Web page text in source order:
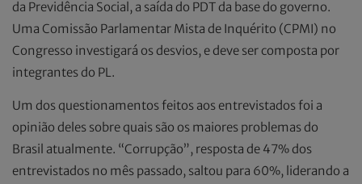
da Previdência Social, a saída do PDT da base do governo.
Uma Comissão Parlamentar Mista de Inquérito (CPMI) no
Congresso investigará os desvios, e deve ser composta por
integrantes do PL.
Um dos questionamentos feitos aos entrevistados foi a
opinião deles sobre quais são os maiores problemas do
Brasil atualmente. “Corrupção”, resposta de 47% dos
entrevistados no mês passado, saltou para 60%, liderando a